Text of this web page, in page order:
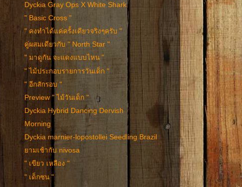
Dyckia Gray Ops X White Shark
" Basic Cross "
" คงทำได้แค่ครั้งเดียวจริงๆครับ "
คู่ผสมเดียวกับ " North Star "
" มาดูกัน จะแดงแบบไหน "
" ไม้ประกอบรายการวันเด็ก "
" อีกสักรอบ "
Preview " ไม้วันเด็ก "
Dyckia Hybrid Dancing Dervish
Morning
Dyckia marnier-lopostollei Seedling Brazil
ยามเช้ากับ nivosa
" เขียว เหลือง "
" เด็กซน "